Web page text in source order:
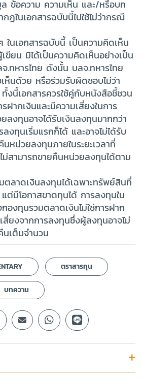
ข้อความ ความเห็น และ/หรือบท
ฏในเอกสารฉบับนี้ไปใช้ไม่ว่ากรณี
ในเอกสารฉบับนี้ เป็นความคิดเห็น
ขียน มิได้เป็นความคิดเห็นอย่างเป็น
.ทหารไทย ดังนั้น บลจ.ทหารไทย
ห็นด้วย หรือร่วมรับผิดชอบไม่ว่า
นี้เอกสารควรใช้คู่กับหนังสือชี้ชวน
ฝากเงินและมีความเสี่ยงในการ
งทุนอาจได้รับเงินลงทุนมากกว่า
งทุนเริ่มแรกก็ได้ และอาจไม่ได้รับ
นหน่วยลงทุนภายในระยะเวลาที่
ม่สามารถขายคืนหน่วยลงทุนได้ตาม
ตลาดเงินลงทุนได้เฉพาะทรัพย์สินที่
ต่มีโอกาสขาดทุนได้ การลงทุนใน
องทุนรวมตลาดเงินไม่ใช่การฝาก
สี่ยงจากการลงทุนซึ่งผู้ลงทุนอาจไม่
นเต็มจำนวน
ตราสารทุน
บทความ